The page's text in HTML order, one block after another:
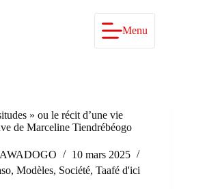
Menu
» ou le récit d’une vie
de Marceline Tiendrébéogo
10 mars 2025
, Modèles, Société, Taafé d'ici